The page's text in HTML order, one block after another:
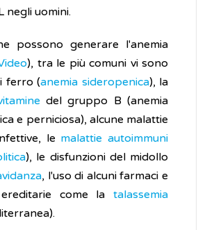
negli uomini.
possono generare l'anemia
), tra le più comuni vi sono
ferro (anemia sideropenica), la
del gruppo B (anemia
e perniciosa), alcune malattie
le malattie autoimmuni
), le disfunzioni del midollo
, l'uso di alcuni farmaci e
come la talassemia